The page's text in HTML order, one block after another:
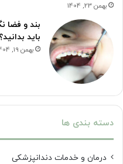
بهمن 23, 1404
بند و فضا
باید بدانید؟
بهمن 19, 1404
دسته بندی ها
درمان‌ و خدمات دندانپزشکی